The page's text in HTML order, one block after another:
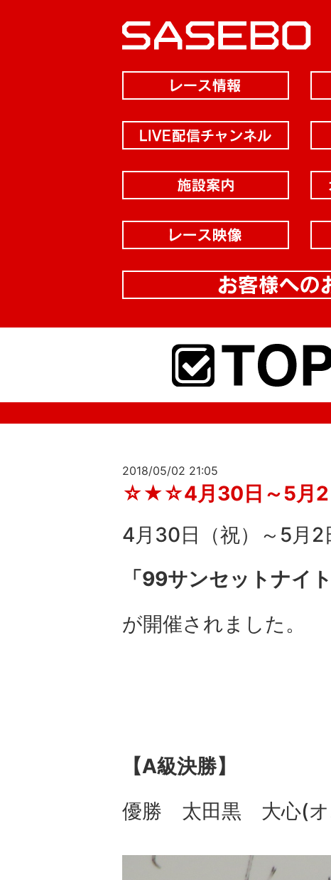
2018/05/02 21:05
☆★☆4月30日～5月
4月30日（祝）～5月
「99サンセットナイ
が開催されました。
【A級決勝】
優勝 太田黒 大心(